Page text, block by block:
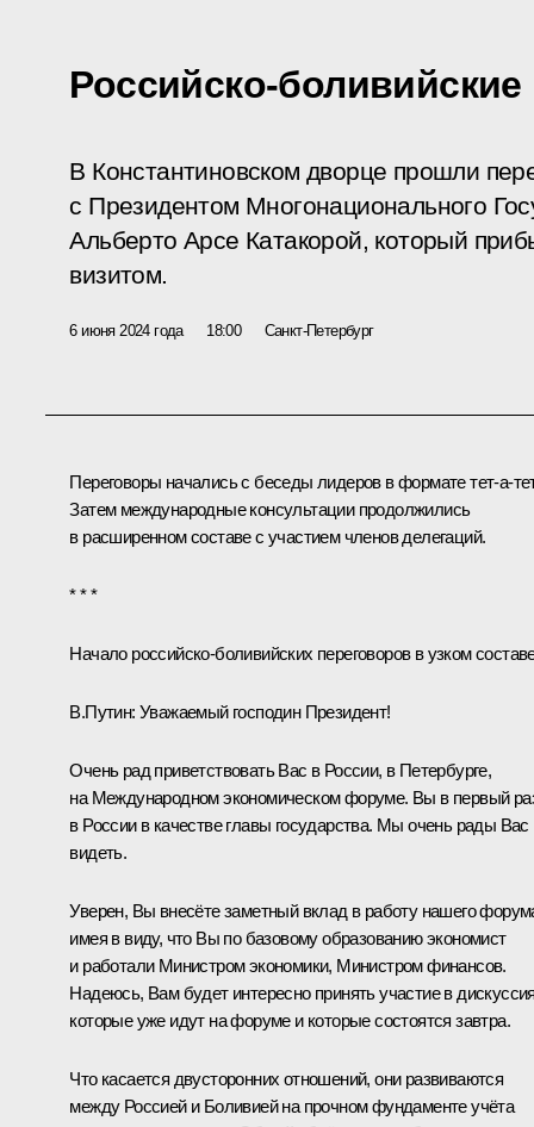
Российско-
В Константиновском дворце прошли
с Президентом Многонационального
Альберто Арсе Катакорой, который
визитом.
6 июня 2024 года 18:00 Санкт-Петербург
Переговоры начались с беседы лидеров в формате тет-а-
Затем международные консультации продолжились
в расширенном составе с участием членов делегаций.
* * *
Начало российско-боливийских переговоров в узком
В.Путин: Уважаемый господин Президент!
Очень рад приветствовать Вас в России, в Петербурге,
на Международном экономическом форуме. Вы в первый
в России в качестве главы государства. Мы очень рады Вас
видеть.
Уверен, Вы внесёте заметный вклад в работу нашего
имея в виду, что Вы по базовому образованию экономист
и работали Министром экономики, Министром финансов.
Надеюсь, Вам будет интересно принять участие в
которые уже идут на форуме и которые состоятся завтра.
Что касается двусторонних отношений, они развиваются
между Россией и Боливией на прочном фундаменте учёта